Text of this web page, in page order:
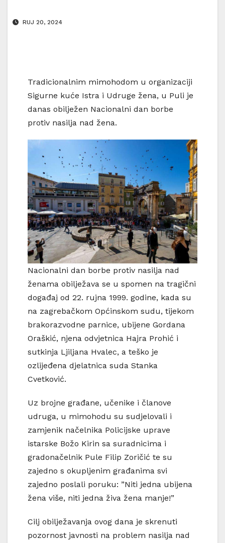
RUJ 20, 2024
Tradicionalnim mimohodom u organizaciji
Sigurne kuće Istra i Udruge žena, u Puli je
danas obilježen Nacionalni dan borbe
protiv nasilja nad žena.
Nacionalni dan borbe protiv nasilja nad
ženama obilježava se u spomen na tragični
događaj od 22. rujna 1999. godine, kada su
na zagrebačkom Općinskom sudu, tijekom
brakorazvodne parnice, ubijene Gordana
Oraškić, njena odvjetnica Hajra Prohić i
sutkinja Ljiljana Hvalec, a teško je
ozlijeđena djelatnica suda Stanka
Cvetković.
Uz brojne građane, učenike i članove
udruga, u mimohodu su sudjelovali i
zamjenik načelnika Policijske uprave
istarske Božo Kirin sa suradnicima i
gradonačelnik Pule Filip Zoričić te su
zajedno s okupljenim građanima svi
zajedno poslali poruku: ”Niti jedna ubijena
žena više, niti jedna živa žena manje!”
Cilj obilježavanja ovog dana je skrenuti
pozornost javnosti na problem nasilja nad